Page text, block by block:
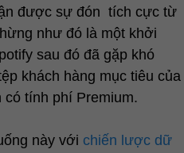
được sự đón tích cực từ
như đó là một khởi
sau đó đã gặp khó
khách hàng mục tiêu của
có tính phí Premium.
này với chiến lược dữ